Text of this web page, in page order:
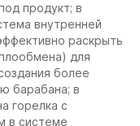
продукт; в
внутренней
раскрыть
для
более
барабана; в
горелка с
в системе